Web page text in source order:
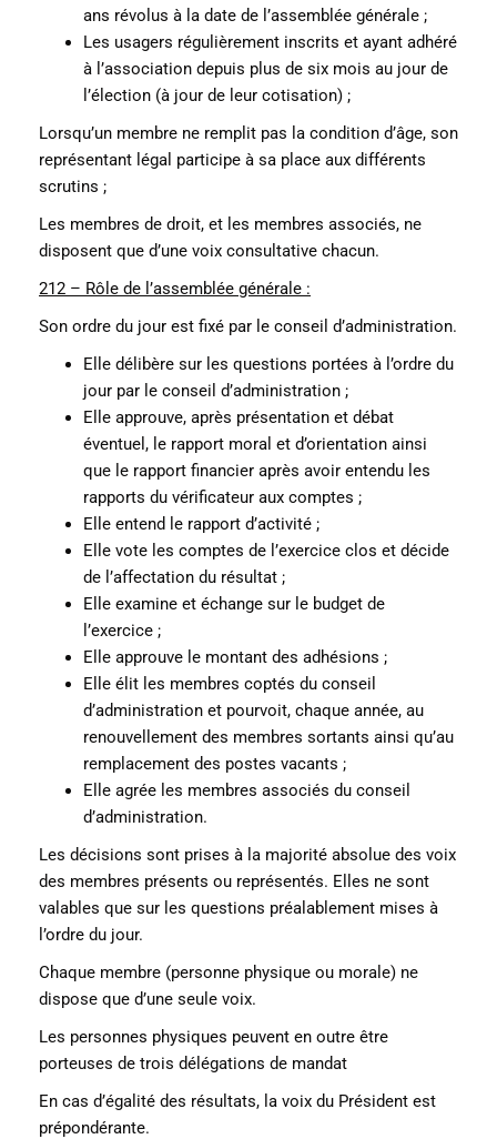
ans révolus à la date de l’assemblée générale ;
Les usagers régulièrement inscrits et ayant adhéré
à l’association depuis plus de six mois au jour de
l’élection (à jour de leur cotisation) ;
Lorsqu’un membre ne remplit pas la condition d’âge, son
représentant légal participe à sa place aux différents
scrutins ;
Les membres de droit, et les membres associés, ne
disposent que d’une voix consultative chacun.
212 – Rôle de l’assemblée générale :
Son ordre du jour est fixé par le conseil d’administration.
Elle délibère sur les questions portées à l’ordre du
jour par le conseil d’administration ;
Elle approuve, après présentation et débat
éventuel, le rapport moral et d’orientation ainsi
que le rapport financier après avoir entendu les
rapports du vérificateur aux comptes ;
Elle entend le rapport d’activité ;
Elle vote les comptes de l’exercice clos et décide
de l’affectation du résultat ;
Elle examine et échange sur le budget de
l’exercice ;
Elle approuve le montant des adhésions ;
Elle élit les membres coptés du conseil
d’administration et pourvoit, chaque année, au
renouvellement des membres sortants ainsi qu’au
remplacement des postes vacants ;
Elle agrée les membres associés du conseil
d’administration.
Les décisions sont prises à la majorité absolue des voix
des membres présents ou représentés. Elles ne sont
valables que sur les questions préalablement mises à
l’ordre du jour.
Chaque membre (personne physique ou morale) ne
dispose que d’une seule voix.
Les personnes physiques peuvent en outre être
porteuses de trois délégations de mandat
En cas d’égalité des résultats, la voix du Président est
prépondérante.